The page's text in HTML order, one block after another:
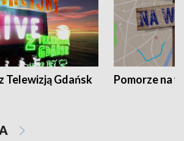
Telewizją Gdańsk Pomorze na